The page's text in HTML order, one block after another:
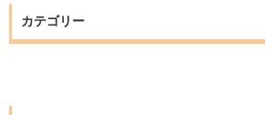
カテゴリー